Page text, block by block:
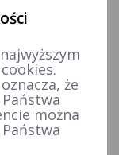
że
można